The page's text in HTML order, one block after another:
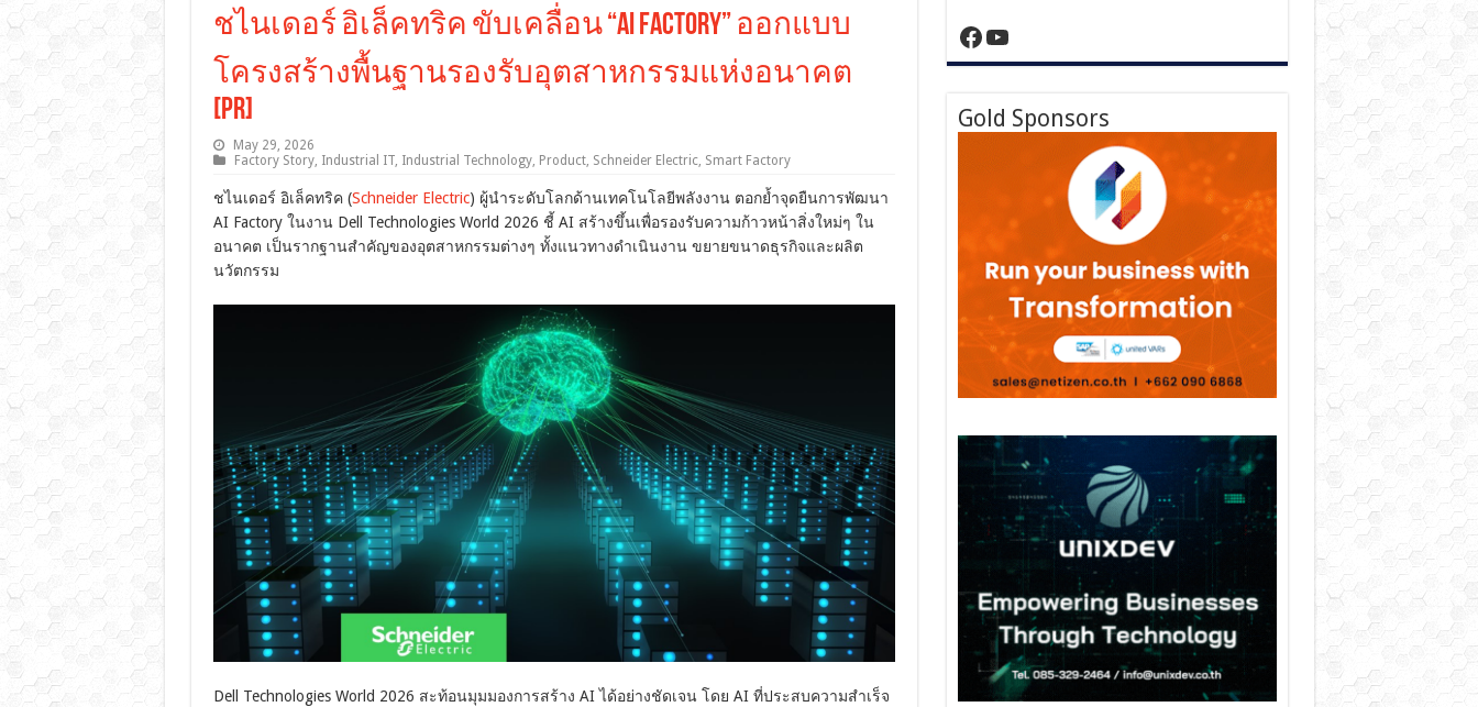
ชไนเดอร์ อิเล็คทริค ขับเคลื่อน “AI Factory” ออกแบบ
โครงสร้างพื้นฐานรองรับอุตสาหกรรมแห่งอนาคต
[PR]
May 29, 2026
Factory Story, Industrial IT, Industrial Technology, Product, Schneider Electric, Smart Factory
ชไนเดอร์ อิเล็คทริค (Schneider Electric) ผู้นำระดับโลกด้านเทคโนโลยีพลังงาน ตอกย้ำจุดยืนการพัฒนา
AI Factory ในงาน Dell Technologies World 2026 ชี้ AI สร้างขึ้นเพื่อรองรับความก้าวหน้าสิ่งใหม่ๆ ใน
อนาคต เป็นรากฐานสำคัญของอุตสาหกรรมต่างๆ ทั้งแนวทางดำเนินงาน ขยายขนาดธุรกิจและผลิต
นวัตกรรม
Dell Technologies World 2026 สะท้อนมุมมองการสร้าง AI ได้อย่างชัดเจน โดย AI ที่ประสบความสำเร็จ
https://www.facebook.com/manutalkthai/
YouTube
Gold Sponsors